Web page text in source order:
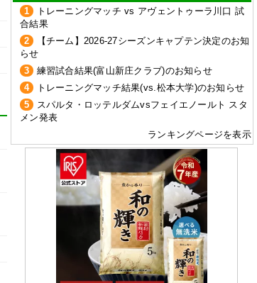
1
トレーニングマッチ vs アヴェントゥーラ川口 試
合結果
2
【チーム】2026-27シーズンキャプテン決定のお知
らせ
3
練習試合結果(富山新庄クラブ)のお知らせ
4
トレーニングマッチ結果(vs.松本大学)のお知らせ
5
スパルタ・ロッテルダムvsフェイエノールト スタ
メン発表
ランキングページを表示